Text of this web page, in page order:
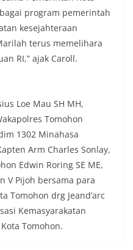
program pemerintah
kesejahteraan
terus memelihara
RI,” ajak Caroll.
Loe Mau SH MH,
Tomohon
1302 Minahasa
Arm Charles Sonlay,
Edwin Roring SE ME,
V Pijoh bersama para
Tomohon drg Jeand’arc
Kemasyarakatan
Tomohon.